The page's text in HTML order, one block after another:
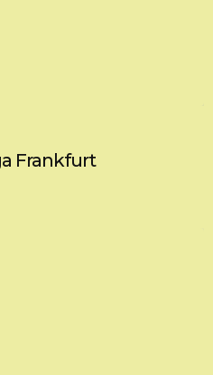
Frankfurt